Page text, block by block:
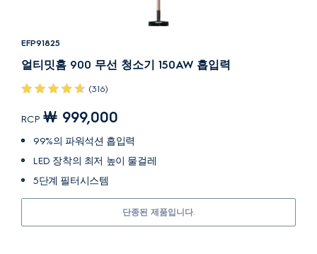
EFP91825
얼티밋홈 900 무선 청소기 150AW 흡입력
(316)
RCP ￦ 999,000
99%의 파워석션 흡입력
LED 장착의 최저 높이 물걸레
5단계 필터시스템
단종된 제품입니다.